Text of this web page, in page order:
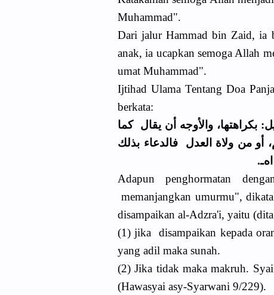
Muhammad".
Dari jalur Hammad bin Zaid, ia
anak, ia ucapkan semoga Allah
umat Muhammad".
Ijtihad Ulama Tentang Doa
berkata:
ﺑﻜﺮاﻫﺘﻬﺎ، ﻭاﻷﻭﺟﻪ ﺃﻥ ﻳﻘﺎﻝ ﻛﻤﺎ
ﺃﻭ ﻣﻦ ﻭﻻﺓ اﻟﻌﺪﻝ ﻓﺎﻟﺪﻋﺎء ﺑﺬﻟﻚ
Adapun penghormatan
memanjangkan umurmu",
disampaikan al-Adzra'i, yaitu
(1) jika disampaikan kepada
yang adil maka sunah.
(2) Jika tidak maka makruh.
(Hawasyai asy-Syarwani 9/229).